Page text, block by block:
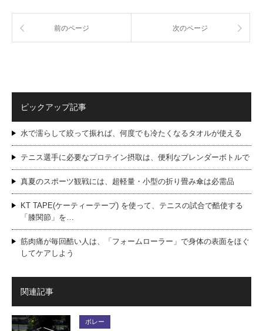
前のページ 次のページ
ピックアップ記事
水で濡らして絞って振れば、何度でも冷たくなるタオルが使える
テニス選手に必要なプロテイン摂取は、便利なブレンダーボトルで
真夏のスポーツ観戦には、超軽量・小型の折り畳み傘は必需品
KT TAPE(ケーティーテープ) を使って、テニスの試合で酷使する
「膝関節」を…
筋肉痛が毎回酷い人は、「フォームローラー」で身体の表面をほぐ
してケアしよう
関連記事
ボレー